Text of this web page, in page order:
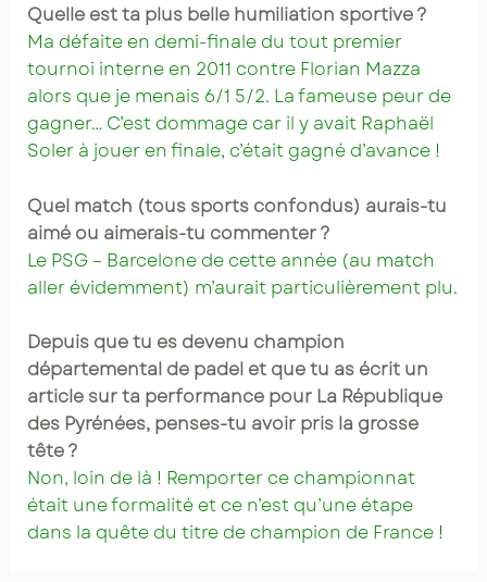
Quelle est ta plus belle humiliation sportive ?
Ma défaite en demi-finale du tout premier
tournoi interne en 2011 contre Florian Mazza
alors que je menais 6/1 5/2. La fameuse peur de
gagner… C’est dommage car il y avait Raphaël
Soler à jouer en finale, c’était gagné d’avance !
Quel match (tous sports confondus) aurais-tu
aimé ou aimerais-tu commenter ?
Le PSG – Barcelone de cette année (au match
aller évidemment) m’aurait particulièrement plu.
Depuis que tu es devenu champion
départemental de padel et que tu as écrit un
article sur ta performance pour La République
des Pyrénées, penses-tu avoir pris la grosse
tête ?
Non, loin de là ! Remporter ce championnat
était une formalité et ce n’est qu’une étape
dans la quête du titre de champion de France !